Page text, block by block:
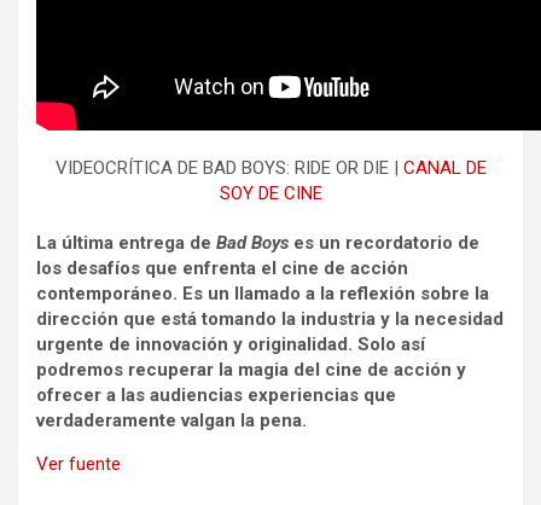
VIDEOCRÍTICA DE BAD BOYS: RIDE OR DIE | CANAL DE
SOY DE CINE
La última entrega de Bad Boys es un recordatorio de
los desafíos que enfrenta el cine de acción
contemporáneo. Es un llamado a la reflexión sobre la
dirección que está tomando la industria y la necesidad
urgente de innovación y originalidad. Solo así
podremos recuperar la magia del cine de acción y
ofrecer a las audiencias experiencias que
verdaderamente valgan la pena.
Ver fuente